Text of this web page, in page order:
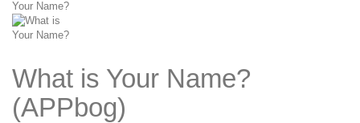
What is Your Name?
(APPbog)